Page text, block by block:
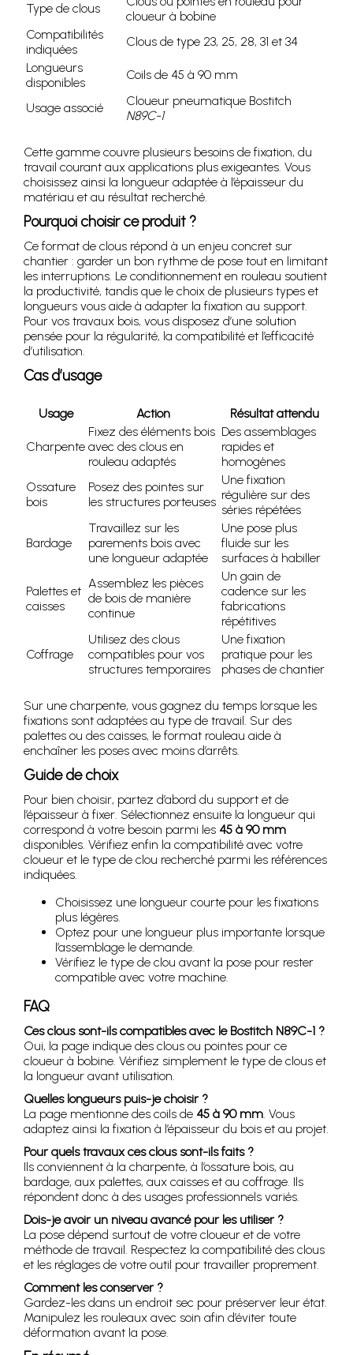
Type de clous
cloueur à bobine
Compatibilités
indiquées
Clous de type 23, 25, 28, 31 et 34
Longueurs
disponibles
Coils de 45 à 90 mm
Usage associé
Cloueur pneumatique Bostitch
N89C-1
Cette gamme couvre plusieurs besoins de fixation, du
travail courant aux applications plus exigeantes. Vous
choisissez ainsi la longueur adaptée à l’épaisseur du
matériau et au résultat recherché.
Pourquoi choisir ce produit ?
Ce format de clous répond à un enjeu concret sur
chantier : garder un bon rythme de pose tout en limitant
les interruptions. Le conditionnement en rouleau soutient
la productivité, tandis que le choix de plusieurs types et
longueurs vous aide à adapter la fixation au support.
Pour vos travaux bois, vous disposez d’une solution
pensée pour la régularité, la compatibilité et l’efficacité
d’utilisation.
Cas d’usage
Usage Action Résultat attendu
Charpente
Fixez des éléments bois
avec des clous en
rouleau adaptés
Des assemblages
rapides et
homogènes
Ossature
bois
Posez des pointes sur
les structures porteuses
Une fixation
régulière sur des
séries répétées
Bardage
Travaillez sur les
parements bois avec
une longueur adaptée
Une pose plus
fluide sur les
surfaces à habiller
Palettes et
caisses
Assemblez les pièces
de bois de manière
continue
Un gain de
cadence sur les
fabrications
répétitives
Coffrage
Utilisez des clous
compatibles pour vos
structures temporaires
Une fixation
pratique pour les
phases de chantier
Sur une charpente, vous gagnez du temps lorsque les
fixations sont adaptées au type de travail. Sur des
palettes ou des caisses, le format rouleau aide à
enchaîner les poses avec moins d’arrêts.
Guide de choix
Pour bien choisir, partez d’abord du support et de
l’épaisseur à fixer. Sélectionnez ensuite la longueur qui
correspond à votre besoin parmi les 45 à 90 mm
disponibles. Vérifiez enfin la compatibilité avec votre
cloueur et le type de clou recherché parmi les références
indiquées.
Choisissez une longueur courte pour les fixations
plus légères.
Optez pour une longueur plus importante lorsque
l’assemblage le demande.
Vérifiez le type de clou avant la pose pour rester
compatible avec votre machine.
FAQ
Ces clous sont-ils compatibles avec le Bostitch N89C-1 ?
Oui, la page indique des clous ou pointes pour ce
cloueur à bobine. Vérifiez simplement le type de clous et
la longueur avant utilisation.
Quelles longueurs puis-je choisir ?
La page mentionne des coils de 45 à 90 mm. Vous
adaptez ainsi la fixation à l’épaisseur du bois et au projet.
Pour quels travaux ces clous sont-ils faits ?
Ils conviennent à la charpente, à l’ossature bois, au
bardage, aux palettes, aux caisses et au coffrage. Ils
répondent donc à des usages professionnels variés.
Dois-je avoir un niveau avancé pour les utiliser ?
La pose dépend surtout de votre cloueur et de votre
méthode de travail. Respectez la compatibilité des clous
et les réglages de votre outil pour travailler proprement.
Comment les conserver ?
Gardez-les dans un endroit sec pour préserver leur état.
Manipulez les rouleaux avec soin afin d’éviter toute
déformation avant la pose.